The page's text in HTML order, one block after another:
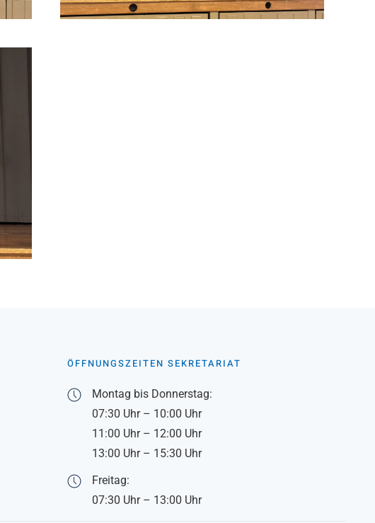
ÖFFNUNGSZEITEN SEKRETARIAT
Montag bis Donnerstag:
07:30 Uhr – 10:00 Uhr
11:00 Uhr – 12:00 Uhr
13:00 Uhr – 15:30 Uhr
Freitag:
07:30 Uhr – 13:00 Uhr